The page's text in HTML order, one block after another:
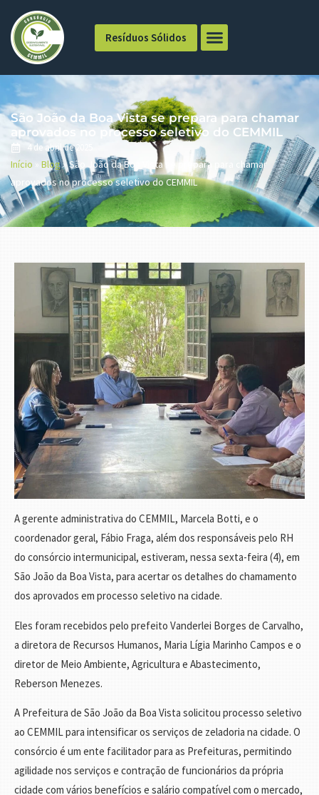
Resíduos Sólidos
São João da Boa Vista se prepara para chamar
aprovados no processo seletivo do CEMMIL
4 de abril de 2025
Início » Blog»São João da Boa Vista se prepara para chamar
aprovados no processo seletivo do CEMMIL
A gerente administrativa do CEMMIL, Marcela Botti, e o
coordenador geral, Fábio Fraga, além dos responsáveis pelo RH
do consórcio intermunicipal, estiveram, nessa sexta-feira (4), em
São João da Boa Vista, para acertar os detalhes do chamamento
dos aprovados em processo seletivo na cidade.
Eles foram recebidos pelo prefeito Vanderlei Borges de Carvalho,
a diretora de Recursos Humanos, Maria Lígia Marinho Campos e o
diretor de Meio Ambiente, Agricultura e Abastecimento,
Reberson Menezes.
A Prefeitura de São João da Boa Vista solicitou processo seletivo
ao CEMMIL para intensificar os serviços de zeladoria na cidade. O
consórcio é um ente facilitador para as Prefeituras, permitindo
agilidade nos serviços e contração de funcionários da própria
cidade com vários benefícios e salário compatível com o mercado,